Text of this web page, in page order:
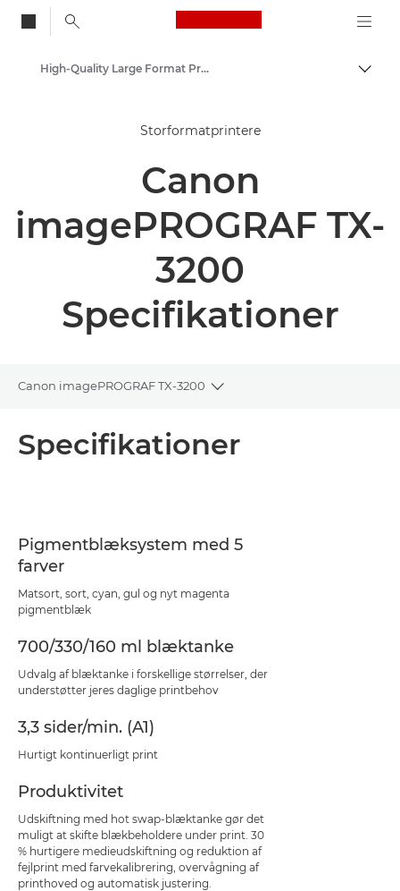
Canon Logo, back
Skift
Løsninger og services
High-Quality Large Format Printers for CAD/GIS and Stunning Graphics
Storformatprintere
Canon
imagePROGRAF TX-
3200
Specifikationer
Canon imagePROGRAF TX-3200
Toggle breadcrumbs
PDF-download
Specifikationer
Pigmentblæksystem med 5
farver
Matsort, sort, cyan, gul og nyt magenta
pigmentblæk
700/330/160 ml blæktanke
Udvalg af blæktanke i forskellige størrelser, der
understøtter jeres daglige printbehov
3,3 sider/min. (A1)
Hurtigt kontinuerligt print
Produktivitet
Udskiftning med hot swap-blæktanke gør det
muligt at skifte blækbeholdere under print. 30
% hurtigere medieudskiftning og reduktion af
fejlprint med farvekalibrering, overvågning af
printhoved og automatisk justering.